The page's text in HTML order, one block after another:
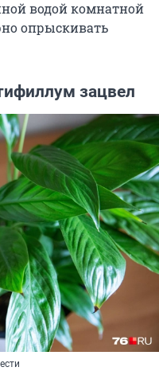
водой комнатной
опрыскивать
зацвел